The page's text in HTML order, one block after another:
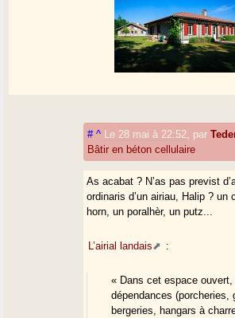
# ^ Le 28 mai à 22:52 par
Bâtir en béton cellulaire
As acabat ? N’as pas previst
ordinaris d’un airiau, Halip ? un
horn, un poralhèr, un putz...
L’airial landais :
« Dans cet espace ouvert,
dépendances (porcheries,
bergeries, hangars à